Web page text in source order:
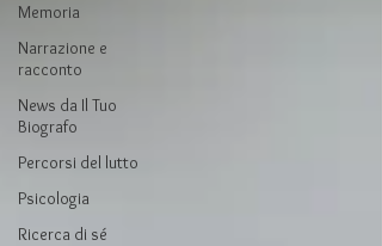
Memoria
Narrazione e
racconto
News da Il Tuo
Biografo
Percorsi del lutto
Psicologia
Ricerca di sé